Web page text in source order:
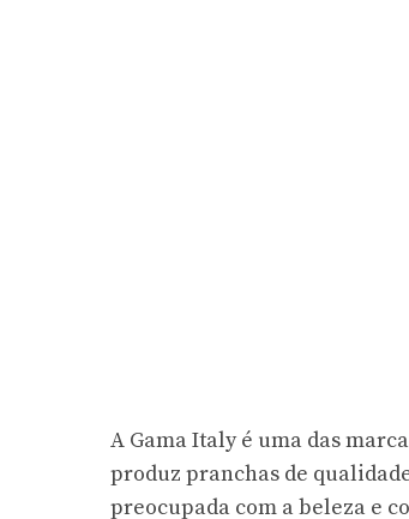
A Gama Italy é uma das
produz pranchas de
preocupada com a beleza e